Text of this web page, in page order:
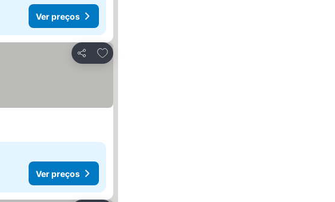
Ver preços
Partilhar
Adicionar aos favoritos
Ver preços